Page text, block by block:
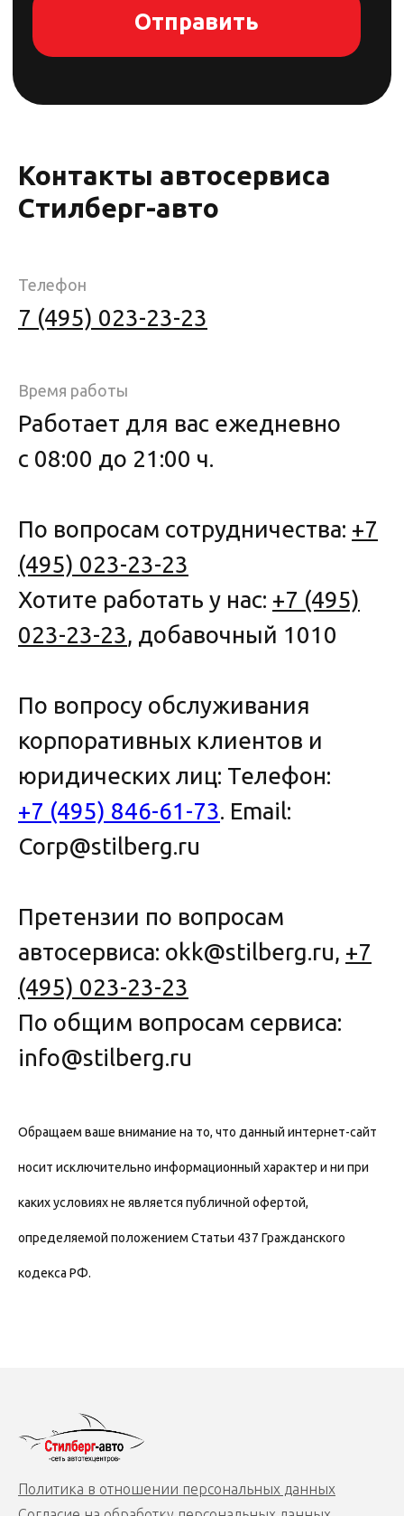
Контакты автосервиса
Стилберг-авто
Телефон
7 (495) 023-23-23
Время работы
Работает для вас ежедневно
с 08:00 до 21:00 ч.
По вопросам сотрудничества: +7
(495) 023-23-23
Хотите работать у нас: +7 (495)
023-23-23, добавочный 1010
По вопросу обслуживания
корпоративных клиентов и
юридических лиц: Телефон:
+7 (495) 846-61-73. Email:
Corp@stilberg.ru
Претензии по вопросам
автосервиса: okk@stilberg.ru, +7
(495) 023-23-23
По общим вопросам сервиса:
info@stilberg.ru
Обращаем ваше внимание на то, что данный интернет-сайт
носит исключительно информационный характер и ни при
каких условиях не является публичной офертой,
определяемой положением Статьи 437 Гражданского
кодекса РФ.
Политика в отношении персональных данных